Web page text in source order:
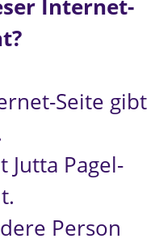
Internet-
Seite gibt
Jutta Pagel-
Person